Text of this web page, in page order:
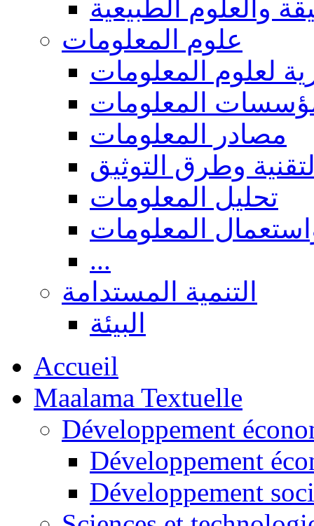
والعلوم الطبيعية
علوم المعلومات
لعلوم المعلومات
المعلومات
مصادر المعلومات
وطرق التوثيق
تحليل المعلومات
المعلومات
...
التنمية المستدامة
البيئة
Accueil
Maalama Textuelle
Développement
Développement
Développement